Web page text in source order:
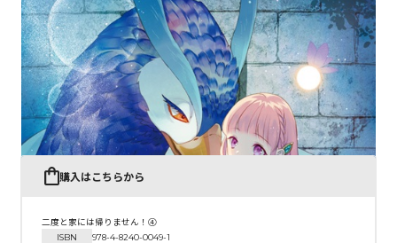
購入はこちらから
二度と家には帰りません！④
ISBN
978-4-8240-0049-1